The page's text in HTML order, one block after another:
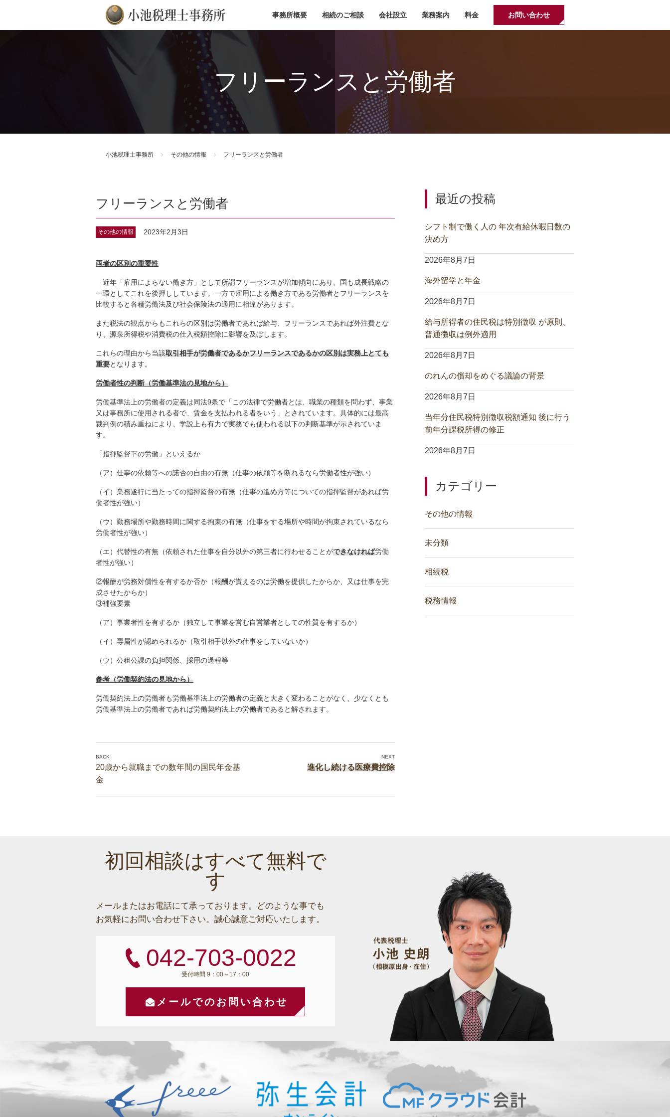
小池税理士事務所事務所概要 相続のご相談 会社設立 業務案内 料金 お問い合わせ
フリーランスと労働者
小池税理士事務所 その他の情報 フリーランスと労働者
フリーランスと労働者
その他の情報 2023年2月3日
両者の区別の重要性
近年「雇用によらない働き方」として所謂フリーランスが増加傾向にあり、国も成長戦略の
一環としてこれを後押ししています。一方で雇用による働き方である労働者とフリーランスを
比較すると各種労働法及び社会保険法の適用に相違があります。
また税法の観点からもこれらの区別は労働者であれば給与、フリーランスであれば外注費とな
り、源泉所得税や消費税の仕入税額控除に影響を及ぼします。
これらの理由から当該取引相手が労働者であるかフリーランスであるかの区別は実務上とても
重要となります。
労働者性の判断（労働基準法の見地から）
労働基準法上の労働者の定義は同法9条で「この法律で労働者とは、職業の種類を問わず、事業
又は事務所に使用される者で、賃金を支払われる者をいう」とされています。具体的には最高
裁判例の積み重ねにより、学説上も有力で実務でも使われる以下の判断基準が示されていま
す。
「指揮監督下の労働」といえるか
（ア）仕事の依頼等への諾否の自由の有無（仕事の依頼等を断れるなら労働者性が強い）
（イ）業務遂行に当たっての指揮監督の有無（仕事の進め方等についての指揮監督があれば労
働者性が強い）
（ウ）勤務場所や勤務時間に関する拘束の有無（仕事をする場所や時間が拘束されているなら
労働者性が強い）
（エ）代替性の有無（依頼された仕事を自分以外の第三者に行わせることができなければ労働
者性が強い）
②報酬が労務対償性を有するか否か（報酬が貰えるのは労働を提供したからか、又は仕事を完
成させたからか）
③補強要素
（ア）事業者性を有するか（独立して事業を営む自営業者としての性質を有するか）
（イ）専属性が認められるか（取引相手以外の仕事をしていないか）
（ウ）公租公課の負担関係、採用の過程等
参考（労働契約法の見地から）
労働契約法上の労働者も労働基準法上の労働者の定義と大きく変わることがなく、少なくとも
労働基準法上の労働者であれば労働契約法上の労働者であると解されます。
20歳から就職までの数年間の国民年金基
金
進化し続ける医療費控除
最近の投稿
シフト制で働く人の 年次有給休暇日数の
決め方
2026年8月7日
海外留学と年金
2026年8月7日
給与所得者の住民税は特別徴収 が原則、
普通徴収は例外適用
2026年8月7日
のれんの償却をめぐる議論の背景
2026年8月7日
当年分住民税特別徴収税額通知 後に行う
前年分課税所得の修正
2026年8月7日
カテゴリー
その他の情報
未分類
相続税
税務情報
初回相談はすべて無料で
す
メールまたはお電話にて承っております。
どのような事でも
お気軽にお問い合わせ下さい。 誠心誠意ご対応いたします。
042-703-0022
受付時間 9：00～17：00
メールでのお問い合わせ